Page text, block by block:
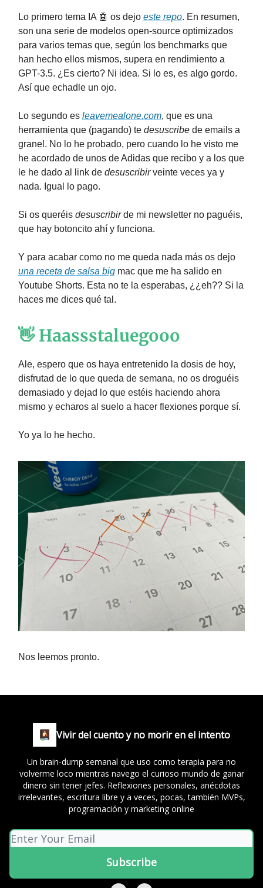
Lo primero tema IA 🤖 os dejo este repo. En resumen,
son una serie de modelos open-source optimizados
para varios temas que, según los benchmarks que
han hecho ellos mismos, supera en rendimiento a
GPT-3.5. ¿Es cierto? Ni idea. Si lo es, es algo gordo.
Así que echadle un ojo.
Lo segundo es leavemealone.com, que es una
herramienta que (pagando) te desuscribe de emails a
granel. No lo he probado, pero cuando lo he visto me
he acordado de unos de Adidas que recibo y a los que
le he dado al link de desuscribirveinte veces ya y
nada. Igual lo pago.
Si os queréis desuscribirde mi newsletter no paguéis,
que hay botoncito ahí y funciona.
Y para acabar como no me queda nada más os dejo
una receta de salsa big mac que me ha salido en
Youtube Shorts. Esta no te la esperabas, ¿¿eh?? Si la
haces me dices qué tal.
👋 Haassstaluegooo
Ale, espero que os haya entretenido la dosis de hoy,
disfrutad de lo que queda de semana, no os droguéis
demasiado y dejad lo que estéis haciendo ahora
mismo y echaros al suelo a hacer flexiones porque sí.
Yo ya lo he hecho.
Nos leemos pronto.
Vivir del cuento y no morir en el intento
Un brain-dump semanal que uso como terapia para no
volverme loco mientras navego el curioso mundo de ganar
dinero sin tener jefes. Reflexiones personales, anécdotas
irrelevantes, escritura libre y a veces, pocas, también MVPs,
programación y marketing online